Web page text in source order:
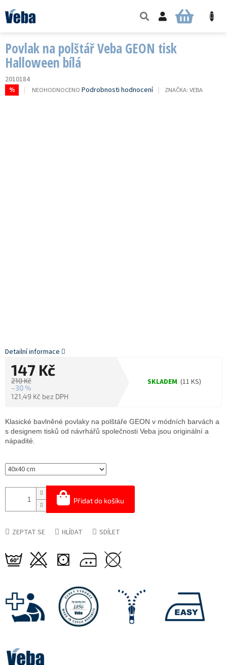
na
obsah
NÁKUPNÍ
Povlak na polštář Veba GEON tisk
Halloween bílá
2010184
%
PRŮMĚRNÉ
NEOHODNOCENO Podrobnosti hodnocení ZNAČKA: VEBA
210 Kč
–30 %
147 Kč
121,49 Kč bez DPH
SKLADEM (11 KS)
Přidat do košíku
Klasické bavlněné povlaky na polštáře GEON v módních barvách a
s designem tisků od návrhářů společnosti Veba jsou originální a
nápadité.
Detailní informace
ZEPTAT SE HLÍDAT SDÍLET